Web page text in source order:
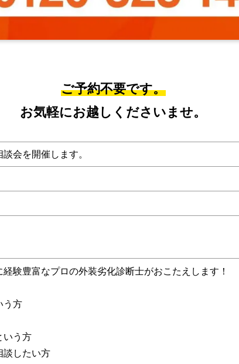
ご予約不要です。
お気軽にお越しくださいませ。
会を開催します。
験豊富なプロの外装劣化診断士がおこたえします！
う方
いう方
談したい方